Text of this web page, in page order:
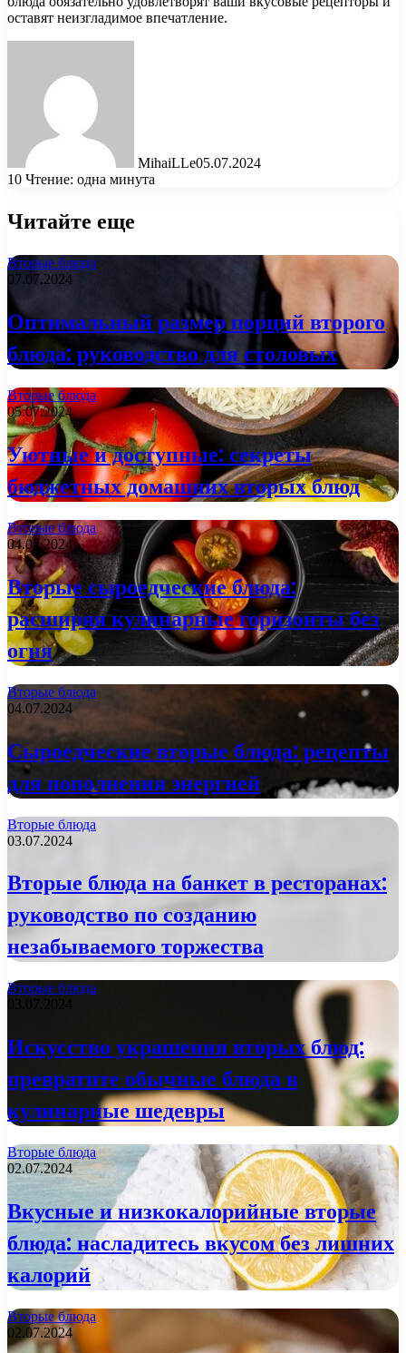
оставят неизгладимое впечатление.
MihaiLLe05.07.2024
10 Чтение: одна минута
Читайте еще
Вторые блюда
07.07.2024
Оптимальный размер порций второго
блюда: руководство для столовых
Вторые блюда
05.07.2024
Уютные и доступные: секреты
бюджетных домашних вторых блюд
Вторые блюда
04.07.2024
Вторые сыроедческие блюда:
расширяя кулинарные горизонты без
огня
Вторые блюда
04.07.2024
Сыроедческие вторые блюда: рецепты
для пополнения энергией
Вторые блюда
03.07.2024
Вторые блюда на банкет в ресторанах:
руководство по созданию
незабываемого торжества
Вторые блюда
Искусство украшения вторых блюд:
превратите обычные блюда в
кулинарные шедевры
Вторые блюда
02.07.2024
Вкусные и низкокалорийные вторые
блюда: насладитесь вкусом без лишних
калорий
Вторые блюда
02.07.2024